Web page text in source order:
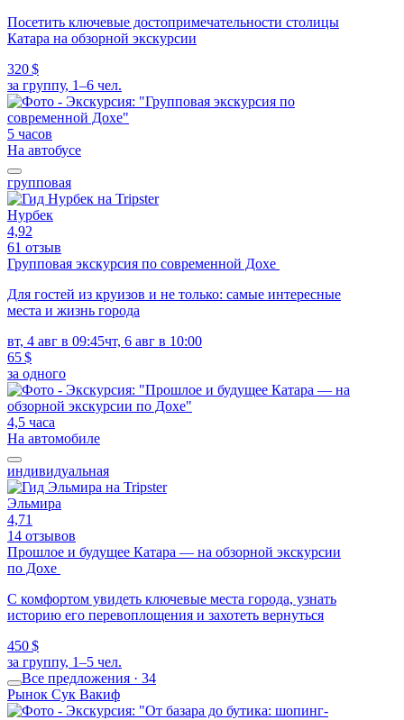
Посетить ключевые достопримечательности столицы
Катара на обзорной экскурсии
320 $
за группу, 1–6 чел.
5 часов
На автобусе
групповая
Нурбек
4,92
61 отзыв
Групповая экскурсия по современной Дохе
Для гостей из круизов и не только: самые интересные
места и жизнь города
вт, 4 авг в 09:45чт, 6 авг в 10:00
65 $
за одного
4,5 часа
На автомобиле
индивидуальная
Эльмира
4,71
14 отзывов
Прошлое и будущее Катара — на обзорной экскурсии
по Дохе
С комфортом увидеть ключевые места города, узнать
историю его перевоплощения и захотеть вернуться
450 $
за группу, 1–5 чел.
Все предложения · 34
Рынок Сук Вакиф